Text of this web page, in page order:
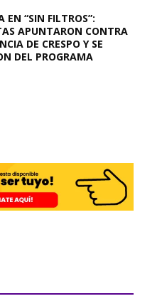
EN “SIN FILTROS”:
APUNTARON CONTRA
DE CRESPO Y SE
DEL PROGRAMA